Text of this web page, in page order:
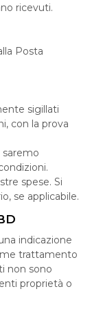
ricevuti.
Posta
sigillati
con la prova
spese. Si
se applicabile.
indicazione
trattamento
non sono
proprietà o